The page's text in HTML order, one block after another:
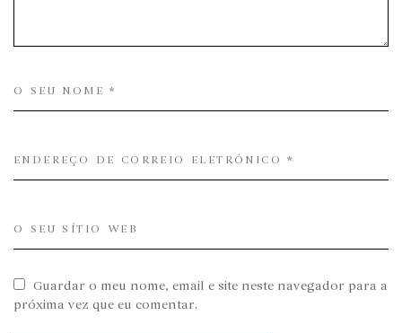
Guardar o meu nome, email e site neste navegador para a
próxima vez que eu comentar.